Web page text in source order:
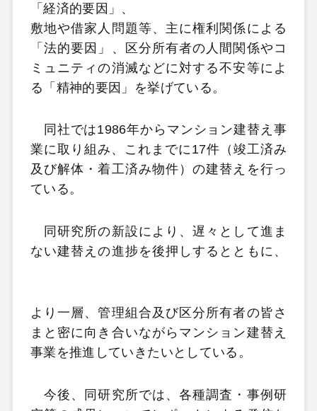
「経済的要因」、
敷地や借家人問題等、主に権利関係による
「法的要因」、区分所有者の人間関係やコ
ミュニティの消滅などに対する不安等によ
る「精神的要因」を挙げている。
同社では1986年からマンション建替え事
業に取り組み、これまでに17件（竣工済み
及び解体・着工済み物件）の建替えを行っ
ている。
同研究所の新設により、遅々として進ま
ない建替えの進捗を後押しするとともに、
より一層、管理組合及び区分所有者の皆さ
まと密に向き合いながらマンション建替え
事業を推進していきたいとしている。
今後、同研究所では、各種調査・事例研